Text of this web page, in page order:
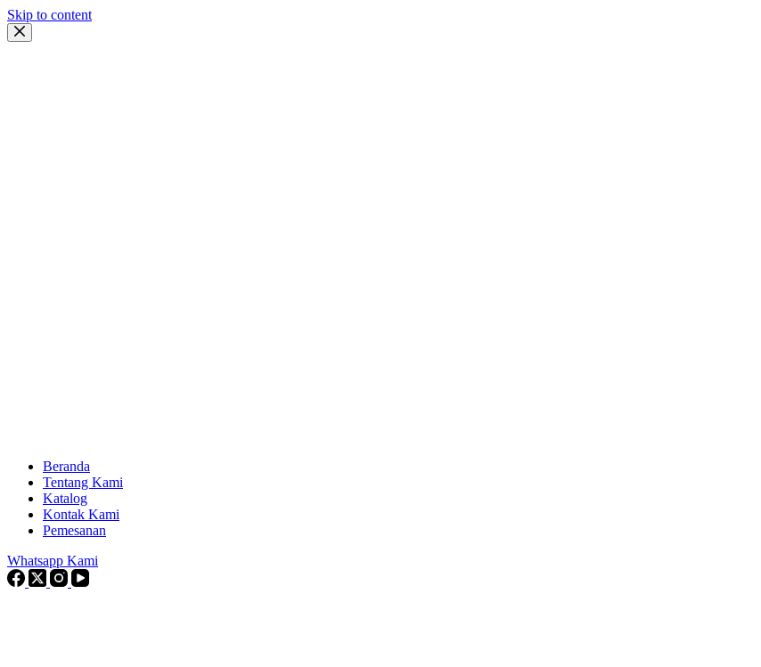
Skip to content
Beranda
Tentang Kami
Katalog
Kontak Kami
Pemesanan
Whatsapp Kami